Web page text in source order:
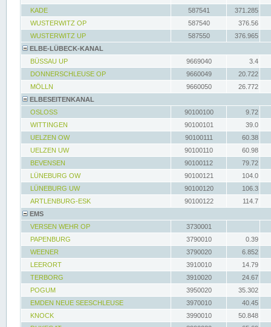
KADE
587541
371.285
WUSTERWITZ OP
587540
376.56
WUSTERWITZ UP
587550
376.965
ELBE-LÜBECK-KANAL
BÜSSAU UP
9669040
3.4
DONNERSCHLEUSE OP
9660049
20.722
MÖLLN
9660050
26.772
ELBESEITENKANAL
OSLOSS
90100100
9.72
WITTINGEN
90100101
39.0
UELZEN OW
90100111
60.38
UELZEN UW
90100110
60.98
BEVENSEN
90100112
79.72
LÜNEBURG OW
90100121
104.0
LÜNEBURG UW
90100120
106.3
ARTLENBURG-ESK
90100122
114.7
EMS
VERSEN WEHR OP
3730001
PAPENBURG
3790010
0.39
WEENER
3790020
6.852
LEERORT
3910010
14.79
TERBORG
3910020
24.67
POGUM
3950020
35.302
EMDEN NEUE SEESCHLEUSE
3970010
40.45
KNOCK
3990010
50.848